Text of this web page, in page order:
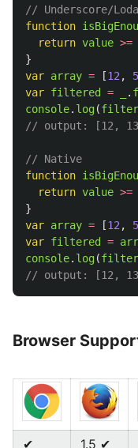
// Underscore/
function
return value >=
}
var array = [12 , 5
var filtered = .
console. log(
// output: [12,
// Native
function
return value >=
}
var array = [12 , 5
var filtered =
console. log(
// output: [12,
Browser
✔ 1.5 ✔